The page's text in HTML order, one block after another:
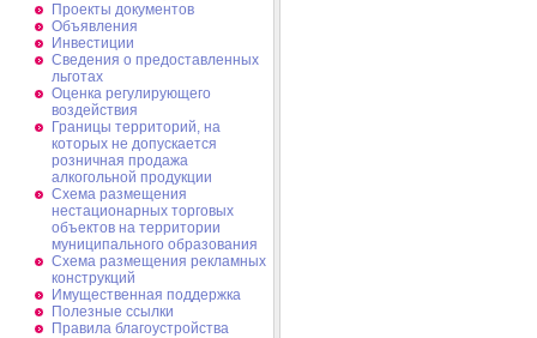
Проекты документов
Объявления
Инвестиции
Сведения о предоставленных
льготах
Оценка регулирующего
воздействия
Границы территорий, на
которых не допускается
розничная продажа
алкогольной продукции
Схема размещения
нестационарных торговых
объектов на территории
муниципального образования
Схема размещения рекламных
конструкций
Имущественная поддержка
Полезные ссылки
Правила благоустройства